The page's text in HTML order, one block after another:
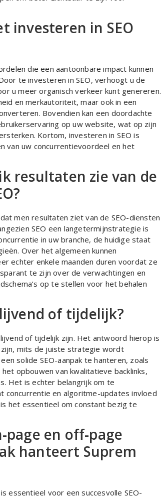
investeren in SEO
die een aantoonbare impact kunnen
te investeren in SEO, verhoogt u de
u meer organisch verkeer kunt genereren.
en merkautoriteit, maar ook in een
Bovendien kan een doordachte
op uw website, wat op zijn
Kortom, investeren in SEO is
van uw concurrentievoordeel en het
resultaten zie van de
men resultaten ziet van de SEO-diensten
SEO een langetermijnstrategie is
in uw branche, de huidige staat
Over het algemeen kunnen
echter enkele maanden duren voordat ze
te zijn over de verwachtingen en
op te stellen voor het behalen
of tijdelijk?
of tijdelijk zijn. Het antwoord hierop is
mits de juiste strategie wordt
solide SEO-aanpak te hanteren, zoals
opbouwen van kwalitatieve backlinks,
Het is echter belangrijk om te
concurrentie en algoritme-updates invloed
het essentieel om constant bezig te
page en off-page
hanteert Suprem
essentieel voor een succesvolle SEO-